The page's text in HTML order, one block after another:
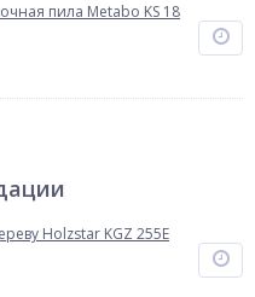
пила Metabo KS 18
Holzstar KGZ 255E